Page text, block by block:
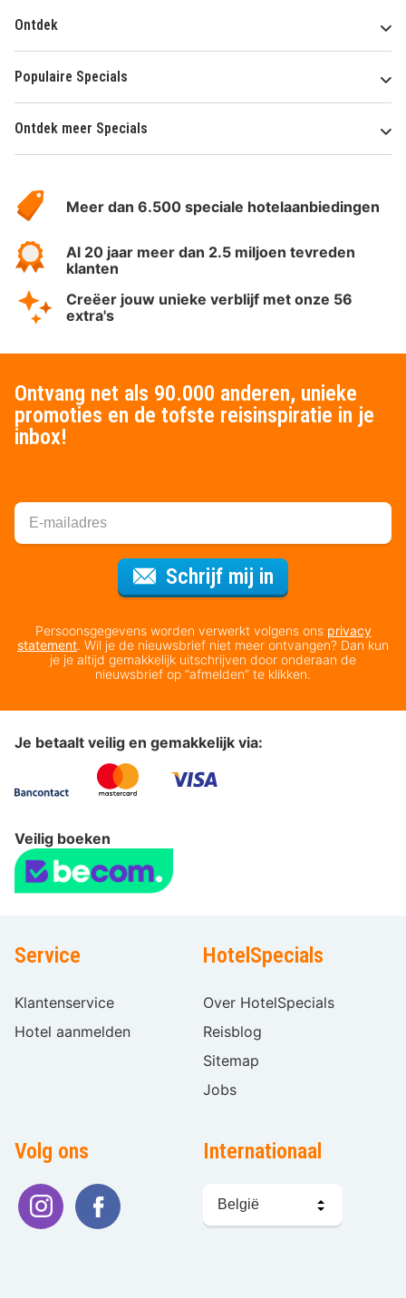
Ontdek
Populaire Specials
Ontdek meer Specials
HotelSpecials
Meer dan 6.500 speciale hotelaanbiedingen
Al 20 jaar meer dan 2.5 miljoen tevreden
klanten
Creëer jouw unieke verblijf met onze 56
extra's
Ontvang net als 90.000 anderen, unieke
promoties en de tofste reisinspiratie in je
inbox!
Schrijf mij in
Persoonsgegevens worden verwerkt volgens ons privacy
statement. Wil je de nieuwsbrief niet meer ontvangen? Dan kun
je je altijd gemakkelijk uitschrijven door onderaan de
nieuwsbrief op “afmelden” te klikken.
Je betaalt veilig en gemakkelijk via:
Veilig boeken
Service
Klantenservice
Hotel aanmelden
HotelSpecials
Over HotelSpecials
Reisblog
Sitemap
Jobs
Volg ons Internationaal
kiezen